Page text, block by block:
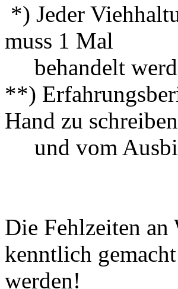
*) Jeder
muss 1 Mal
behandelt
**)
Hand zu schreiben
und vom
Die Fehlzeiten an
kenntlich
werden!